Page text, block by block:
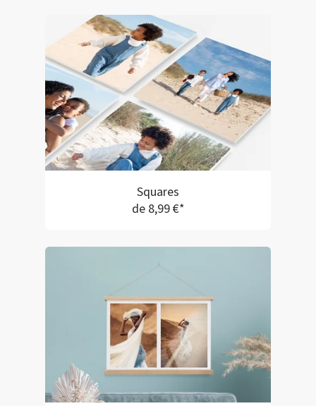
Squares
de 8,99 €*